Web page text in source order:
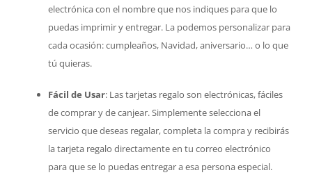
electrónica con el nombre que nos indiques para que lo
puedas imprimir y entregar. La podemos personalizar para
cada ocasión: cumpleaños, Navidad, aniversario… o lo que
tú quieras.
Fácil de Usar: Las tarjetas regalo son electrónicas, fáciles
de comprar y de canjear. Simplemente selecciona el
servicio que deseas regalar, completa la compra y recibirás
la tarjeta regalo directamente en tu correo electrónico
para que se lo puedas entregar a esa persona especial.